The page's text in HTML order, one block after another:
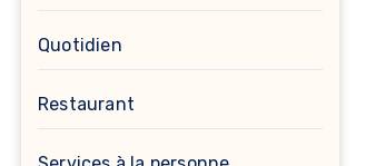
Quotidien
Restaurant